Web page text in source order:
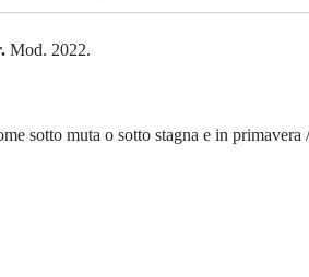
Mod. 2022.
sotto muta o sotto stagna e in primavera